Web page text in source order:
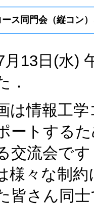
ス同門会（縦コン
月13日(水)
．
は情報工
ートする
交流会です
様々な制
皆さん同